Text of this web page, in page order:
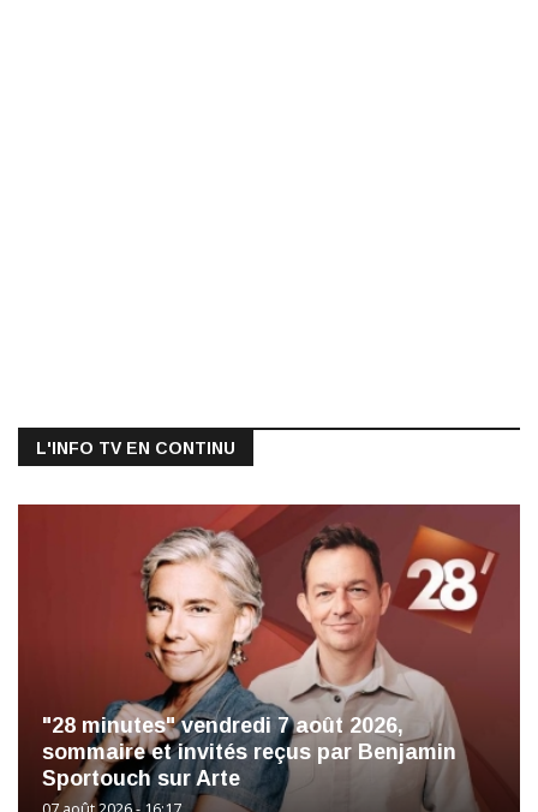
L'INFO TV EN CONTINU
"28 minutes" vendredi 7 août 2026,
sommaire et invités reçus par Benjamin
Sportouch sur Arte